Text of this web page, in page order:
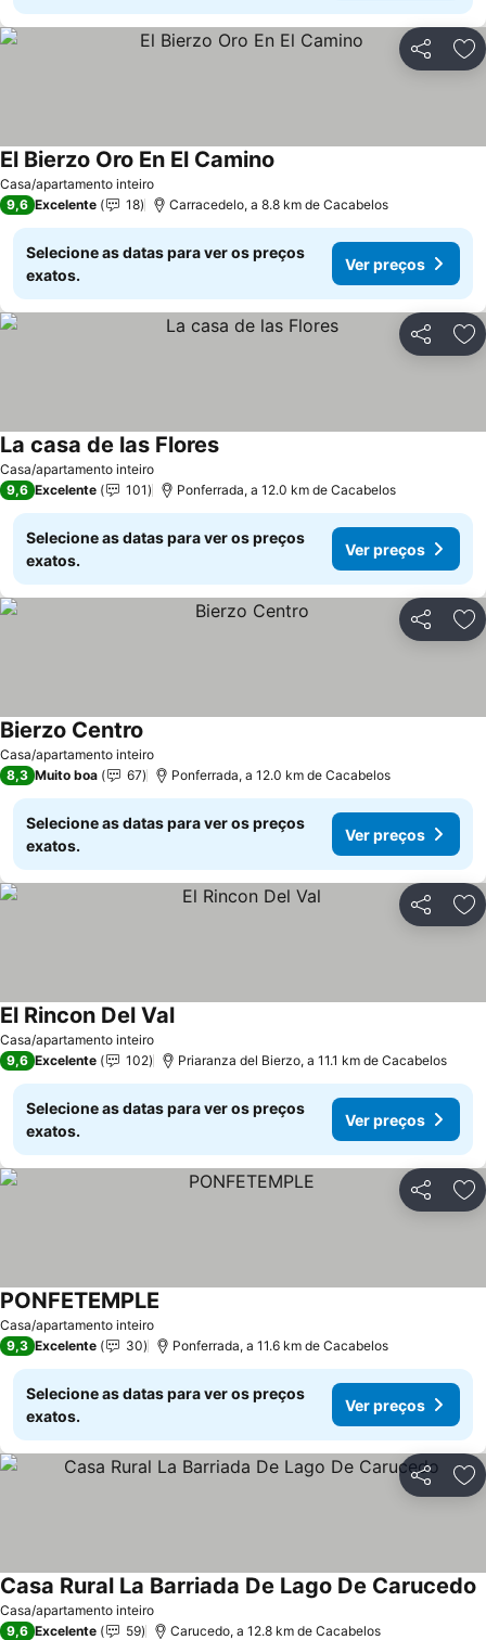
Partilhar
Casa/apartamento inteiro
El Bierzo Oro En El Camino
9,6 Excelente 18 Carracedelo, a 8.8 km de Cacabelos
Selecione as datas para ver os preços
exatos.
Ver preços
Partilhar
Casa/apartamento inteiro
La casa de las FloresVer preços
9,6 Excelente 101 Ponferrada, a 12.0 km de Cacabelos
Selecione as datas para ver os preços
exatos.
Ver preços
Partilhar
Casa/apartamento inteiro
Bierzo Centro
8,3 Muito boa 67 Ponferrada, a 12.0 km de Cacabelos
Selecione as datas para ver os preços
exatos.
Ver preços
Partilhar
Casa/apartamento inteiro
El Rincon Del ValVer preços
9,6 Excelente 102 Priaranza del Bierzo, a 11.1 km de Cacabelos
Selecione as datas para ver os preços
exatos.
Ver preços
Partilhar
Casa/apartamento inteiro
PONFETEMPLE
9,3 Excelente 30 Ponferrada, a 11.6 km de Cacabelos
Selecione as datas para ver os preços
exatos.
Ver preços
Partilhar
Casa/apartamento inteiro
Casa Rural La Barriada De Lago De Carucedo
9,6 Excelente 59 Carucedo, a 12.8 km de Cacabelos